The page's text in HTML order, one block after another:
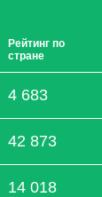
Рейтинг по
стране
4 683
42 873
14 018